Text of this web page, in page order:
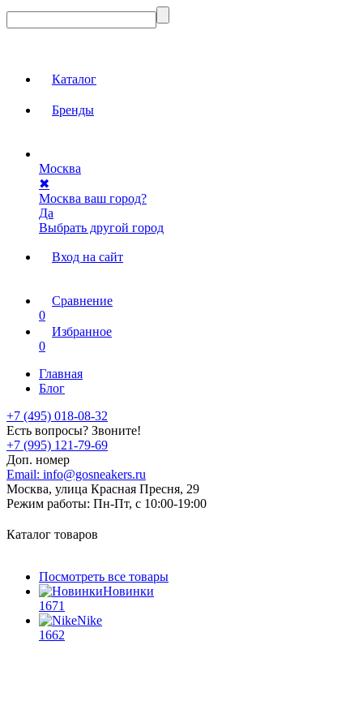
Каталог
Бренды
Москва
✖
Москва ваш город?
Да
Выбрать другой город
Вход на сайт
Сравнение
0
Избранное
0
Главная
Блог
+7 (495) 018-08-32
Есть вопросы? Звоните!
+7 (995) 121-79-69
Доп. номер
Email: info@gosneakers.ru
Москва, улица Красная Пресня, 29
Режим работы: Пн-Пт, с 10:00-19:00
Каталог товаров
Посмотреть все товары
Новинки
1671
Nike
1662